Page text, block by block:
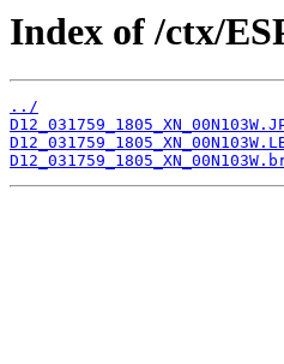
Index of /ctx/
../